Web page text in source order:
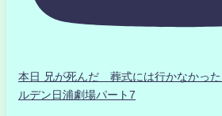
本日 兄が死んだ 葬式には行かなかっ
ルデン日浦劇場パート7